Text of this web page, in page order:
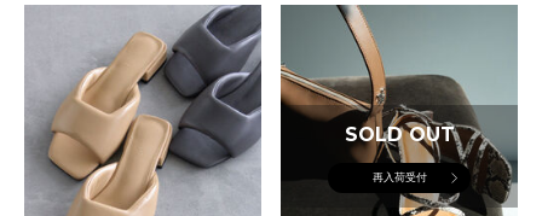
SOLD OUT
再入荷受付